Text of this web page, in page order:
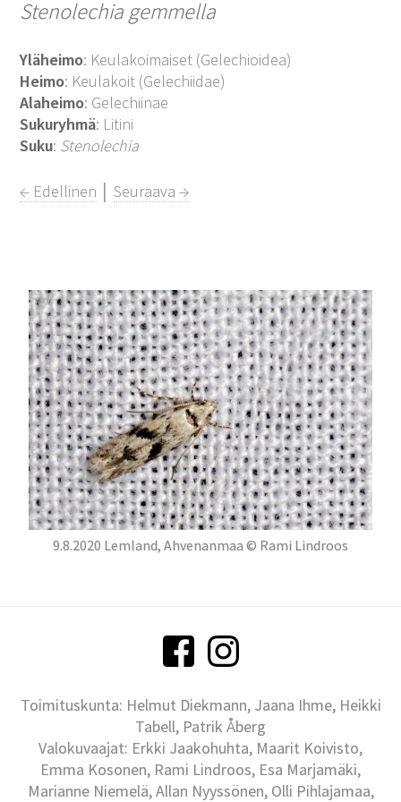
Stenolechia gemmella
Yläheimo: Keulakoimaiset (Gelechioidea)
Heimo: Keulakoit (Gelechiidae)
Alaheimo: Gelechiinae
Sukuryhmä: Litini
Suku: Stenolechia
← Edellinen │Seuraava →
9.8.2020 Lemland, Ahvenanmaa © Rami Lindroos
Toimituskunta: Helmut Diekmann, Jaana Ihme, Heikki
Tabell, Patrik Åberg
Valokuvaajat: Erkki Jaakohuhta, Maarit Koivisto,
Emma Kosonen, Rami Lindroos, Esa Marjamäki,
Marianne Niemelä, Allan Nyyssönen, Olli Pihlajamaa,